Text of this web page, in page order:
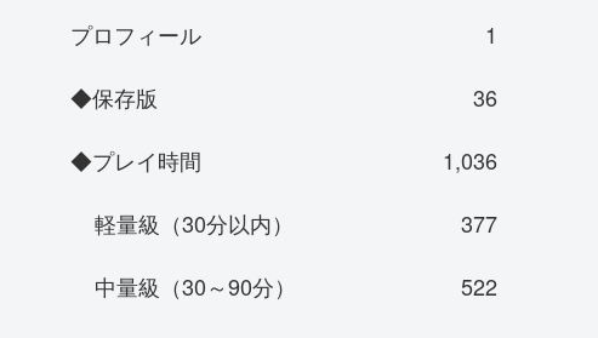
プロフィール
1
◆保存版
36
◆プレイ時間
1,036
軽量級（30分以内）
377
中量級（30～90分）
522